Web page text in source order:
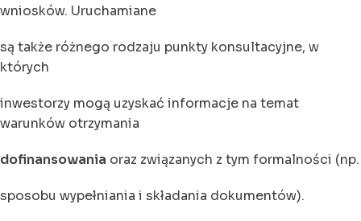
wniosków. Uruchamiane
są także różnego rodzaju punkty konsultacyjne, w
których
inwestorzy mogą uzyskać informacje na temat
warunków otrzymania
dofinansowania oraz związanych z tym formalności (np.
sposobu wypełniania i składania dokumentów).